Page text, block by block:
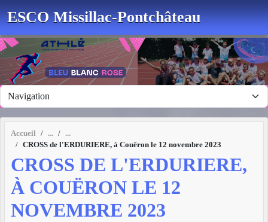
ESCO Missillac-Pontchâteau
Accueil
CROSS de l'ERDURIERE, à Couëron le 12 novembre 2023
CROSS DE L'ERDURIERE,
À COUËRON LE 12
NOVEMBRE 2023